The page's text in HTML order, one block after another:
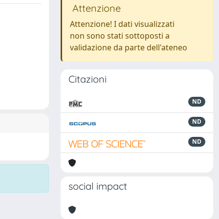
Attenzione
Attenzione! I dati visualizzati
non sono stati sottoposti a
validazione da parte dell'ateneo
Citazioni
ND
ND
ND
social impact